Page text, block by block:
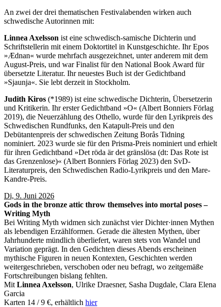
An zwei der drei thematischen Festivalabenden wirken auch
schwedische Autorinnen mit:
Linnea Axelsson ist eine schwedisch-samische Dichterin und
Schriftstellerin mit einem Doktortitel in Kunstgeschichte. Ihr Epos
»Ædnan« wurde mehrfach ausgezeichnet, unter anderem mit dem
August-Preis, und war Finalist für den National Book Award für
übersetzte Literatur. Ihr neuestes Buch ist der Gedichtband
»Sjaunja«. Sie lebt derzeit in Stockholm.
Judith Kiros (*1989) ist eine schwedische Dichterin, Übersetzerin
und Kritikerin. Ihr erster Gedichtband »O« (Albert Bonniers Förlag
2019), die Neuerzählung des Othello, wurde für den Lyrikpreis des
Schwedischen Rundfunks, den Katapult-Preis und den
Debütantenpreis der schwedischen Zeitung Borås Tidning
nominiert. 2023 wurde sie für den Prisma-Preis nominiert und erhielt
für ihren Gedichtband »Det röda är det gränslösa (dt: Das Rote ist
das Grenzenlose)« (Albert Bonniers Förlag 2023) den SvD-
Literaturpreis, den Schwedischen Radio-Lyrikpreis und den Mare-
Kandre-Preis.
Di, 9. Juni 2026
Gods in the bronze attic throw themselves into mortal poses –
Writing Myth
Bei Writing Myth widmen sich zunächst vier Dichter·innen Mythen
als lebendigen Erzählformen. Gerade die ältesten Mythen, über
Jahrhunderte mündlich überliefert, waren stets von Wandel und
Variation geprägt. In den Gedichten dieses Abends erscheinen
mythische Figuren in neuen Kontexten, Geschichten werden
weitergeschrieben, verschoben oder neu befragt, wo zeitgemäße
Fortschreibungen bislang fehlten.
Mit Linnea Axelsson, Ulrike Draesner, Sasha Dugdale, Clara Elena
Garcia
Karten 14 / 9 €, erhältlich hier